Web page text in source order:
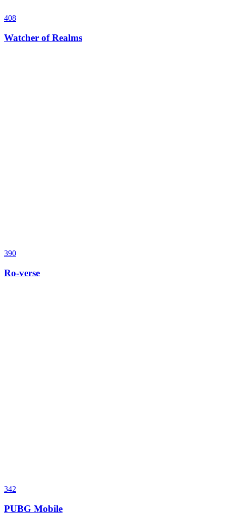
408
Watcher of Realms
390
Ro-verse
342
PUBG Mobile